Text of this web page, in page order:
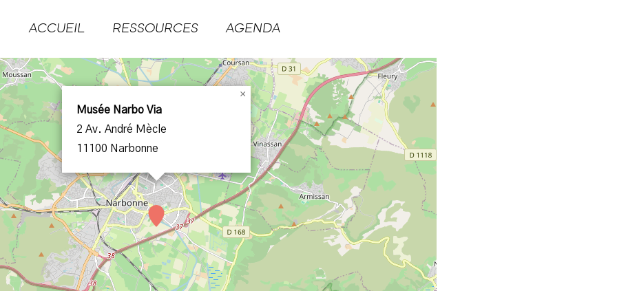
ACCUEIL RESSOURCES AGENDA
Musée Narbo Via
2 Av. André Mècle
11100 Narbonne
×